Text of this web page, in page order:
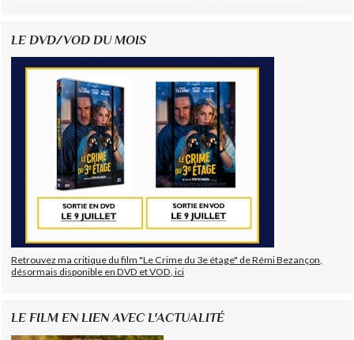
LE DVD/VOD DU MOIS
Retrouvez ma critique du film "Le Crime du 3e étage" de Rémi Bezançon,
désormais disponible en DVD et VOD, ici
LE FILM EN LIEN AVEC L'ACTUALITÉ